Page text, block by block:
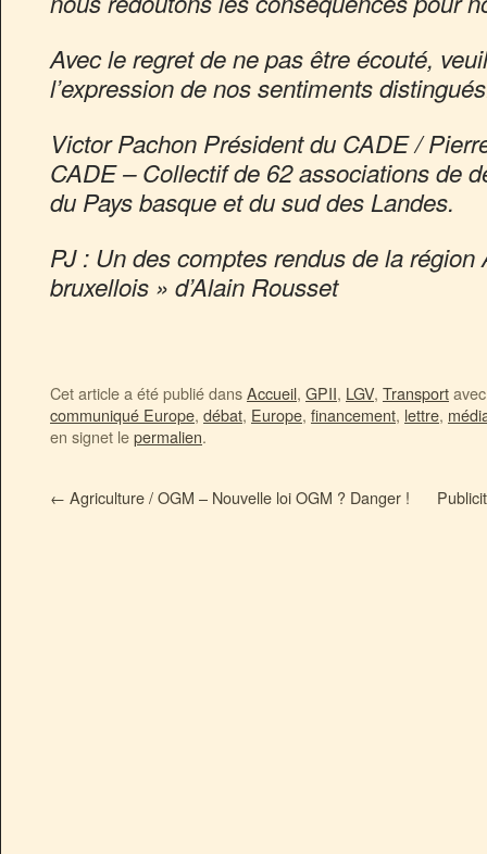
Avec le regret de ne pas être écouté,
l’expression de nos sentiments
Victor Pachon Président du CADE /
CADE – Collectif de 62 associations de
du Pays basque et du sud des Landes.
PJ : Un des comptes rendus de la
bruxellois » d’Alain Rousset
Cet article a été publié dansAccueil, GPII, LGV, Transport
communiqué Europe, débat, Europe, financement, lettre,
en signet lepermalien.
← Agriculture / OGM – Nouvelle loi OGM ? Danger !